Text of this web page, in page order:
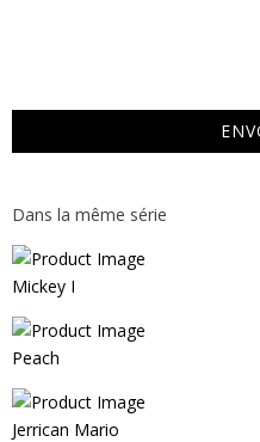
Dans la même série
Mickey I
Peach
Jerrican Mario